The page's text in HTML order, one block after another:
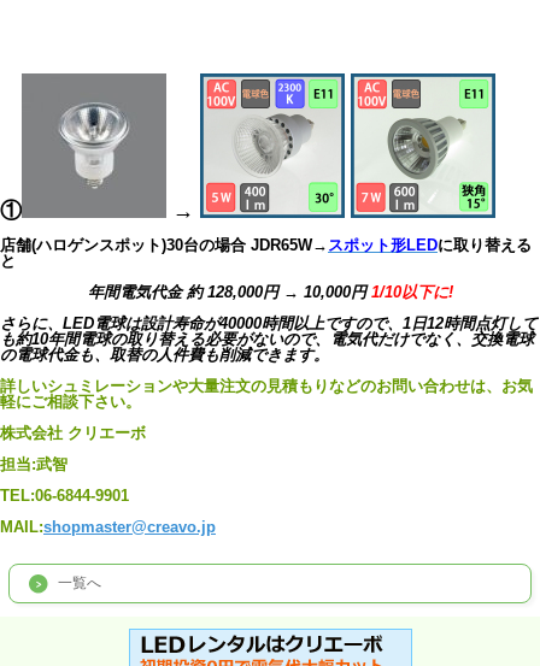
① →
店舗(ハロゲンスポット)30台の場合 JDR65W→ スポット形LEDに取り替える
と
年間電気代金 約 128,000円 → 10,000円 1/10以下に!
さらに、LED電球は設計寿命が40000時間以上ですので、1日12時間点灯して
も約10年間電球の取り替える必要がないので、電気代だけでなく、交換電球
の電球代金も、取替の人件費も削減できます。
詳しいシュミレーションや大量注文の見積もりなどのお問い合わせは、お気
軽にご相談下さい。
株式会社 クリエーボ
担当:武智
TEL:06-6844-9901
MAIL:shopmaster@creavo.jp
一覧へ